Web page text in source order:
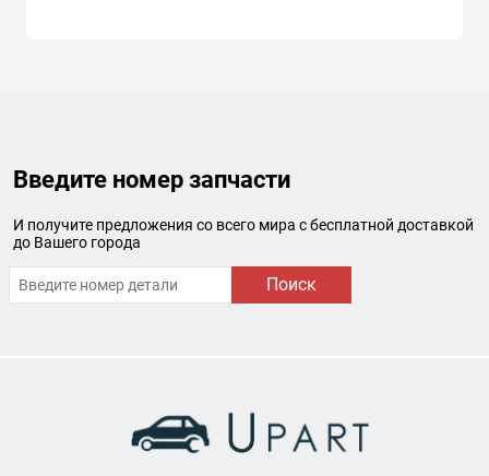
Введите номер запчасти
И получите предложения со всего мира с бесплатной доставкой
до Вашего города
Поиск